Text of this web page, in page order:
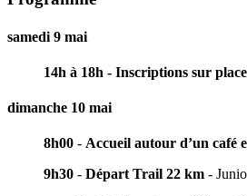
samedi 9 mai
14h à 18h - Inscriptions sur
dimanche 10 mai
8h00 - Accueil autour d’un café
9h30 - Départ Trail 22 km -